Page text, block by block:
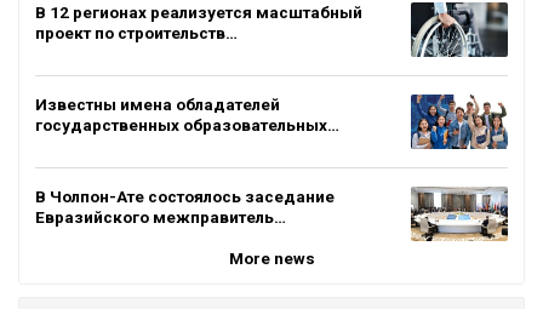
В 12 регионах реализуется масштабный
проект по строительств…
Известны имена обладателей
государственных образовательных…
В Чолпон-Ате состоялось заседание
Евразийского межправитель…
More news